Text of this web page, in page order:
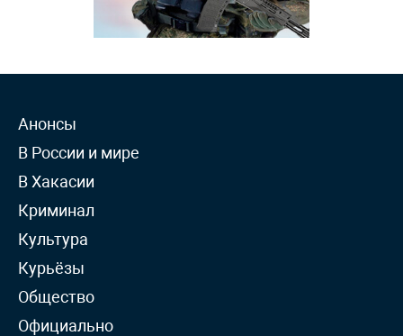
Анонсы
В России и мире
В Хакасии
Криминал
Культура
Курьёзы
Общество
Официально